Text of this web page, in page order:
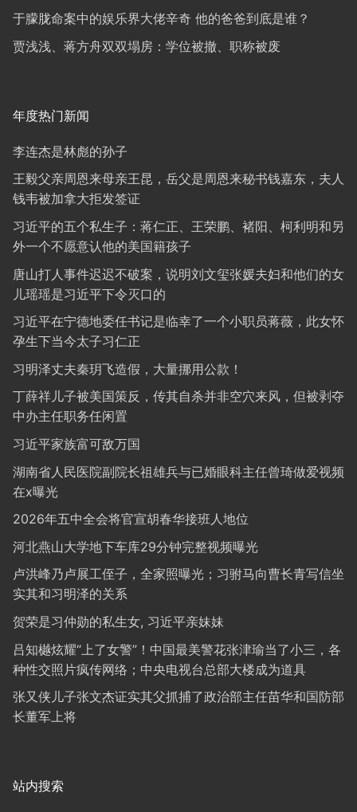
于朦胧命案中的娱乐界大佬辛奇 他的爸爸到底是谁？
贾浅浅、蒋方舟双双塌房：学位被撤、职称被废
年度热门新闻
李连杰是林彪的孙子
王毅父亲周恩来母亲王昆，岳父是周恩来秘书钱嘉东，夫人
钱韦被加拿大拒发签证
习近平的五个私生子：蒋仁正、王荣鹏、褚阳、柯利明和另
外一个不愿意认他的美国籍孩子
唐山打人事件迟迟不破案，说明刘文玺张媛夫妇和他们的女
儿瑶瑶是习近平下令灭口的
习近平在宁德地委任书记是临幸了一个小职员蒋薇，此女怀
孕生下当今太子习仁正
习明泽丈夫秦玥飞造假，大量挪用公款！
丁薛祥儿子被美国策反，传其自杀并非空穴来风，但被剥夺
中办主任职务任闲置
习近平家族富可敌万国
湖南省人民医院副院长祖雄兵与已婚眼科主任曾琦做爱视频
在x曝光
2026年五中全会将官宣胡春华接班人地位
河北燕山大学地下车库29分钟完整视频曝光
卢洪峰乃卢展工侄子，全家照曝光；习驸马向曹长青写信坐
实其和习明泽的关系
贺荣是习仲勋的私生女, 习近平亲妹妹
吕知樾炫耀“上了女警”！中国最美警花张津瑜当了小三，各
种性交照片疯传网络；中央电视台总部大楼成为道具
张又侠儿子张文杰证实其父抓捕了政治部主任苗华和国防部
长董军上将
站内搜索